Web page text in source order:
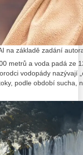
na základě zadání
metrů a voda padá ze
vodopády nazývají
podle období sucha,